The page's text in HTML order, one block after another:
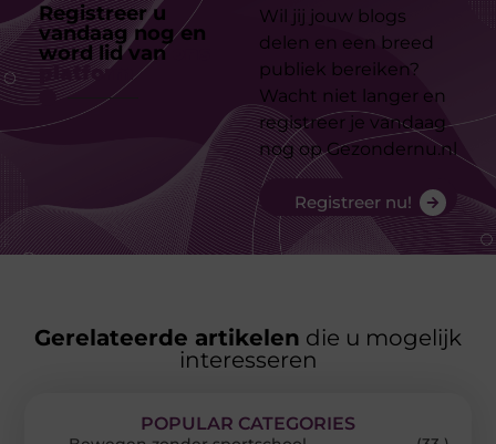
Registreer u
vandaag nog en
word lid van
platform
Wil jij jouw blogs
delen en een breed
publiek bereiken?
Wacht niet langer en
registreer je vandaag
nog op Gezondernu.nl
Registreer nu!
Gerelateerde artikelen die u mogelijk
interesseren
POPULAR CATEGORIES